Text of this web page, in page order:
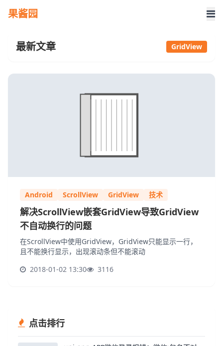
果酱园
最新文章 GridView
Android ScrollView GridView 技术
解决ScrollView嵌套GridView导致GridView
不自动换行的问题
在ScrollView中使用GridView，GridView只能显示一行，
且不能换行显示，出现滚动条但不能滚动
2018-01-02 13:30
3116
点击排行